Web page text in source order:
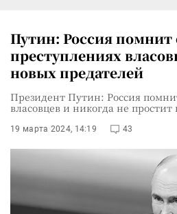
Путин: Россия помнит
преступлениях
новых предателей
Президент Путин: Россия
власовцев и никогда не
19 марта 2024, 14:19 43